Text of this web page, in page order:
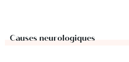
Causes neurologiques